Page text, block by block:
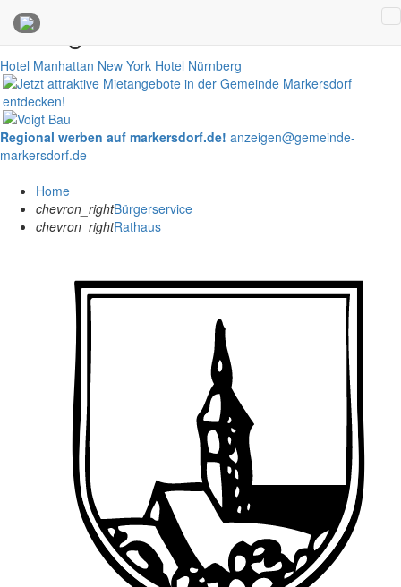
Anzeigen
Hotel Manhattan New York Hotel Nürnberg
Regional werben auf markersdorf.de! anzeigen@gemeinde-
markersdorf.de
Home
chevron_rightBürgerservice
chevron_rightRathaus